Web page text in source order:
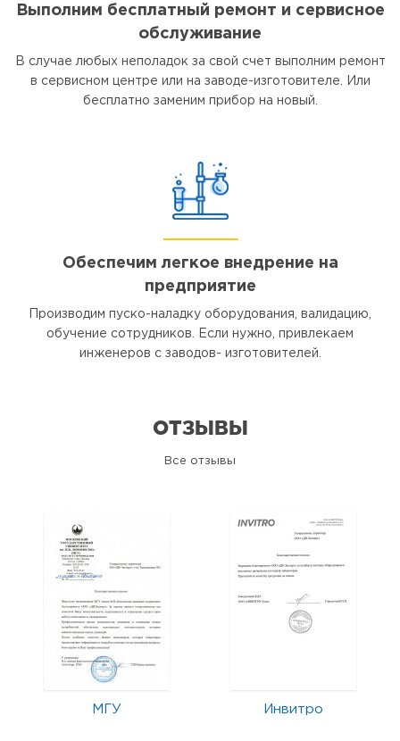
Выполним бесплатный ремонт и сервисное
обслуживание
В случае любых неполадок за свой счет выполним ремонт
в сервисном центре или на заводе-изготовителе. Или
бесплатно заменим прибор на новый.
Обеспечим легкое внедрение на
предприятие
Производим пуско-наладку оборудования, валидацию,
обучение сотрудников. Если нужно, привлекаем
инженеров с заводов- изготовителей.
ОТЗЫВЫ
Все отзывы
МГУ Инвитро